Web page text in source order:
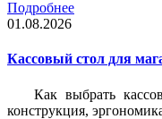
Подробнее
01.08.2026
Кассовый стол для
Как выбрать
конструкция,